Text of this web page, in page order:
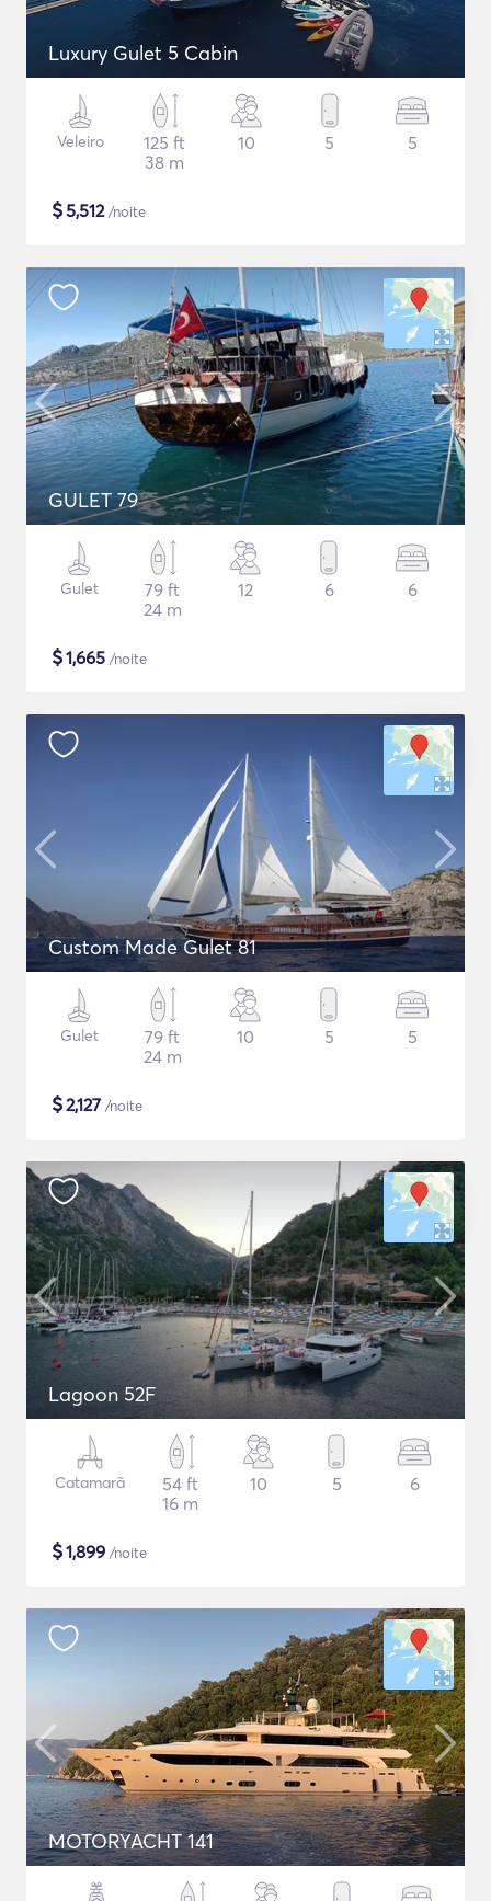
Luxury Gulet 5 Cabin
Veleiro
125 ft
38 m
10 5 5
$5,512/noite
GULET 79
Gulet
79 ft
24 m
12 6 6
$1,665 /noite
Custom Made Gulet 81
Gulet
79 ft
24 m
10 5 5
$2,127 /noite
Lagoon 52F
Catamarã
54 ft
16 m
10 5 6
$1,899 /noite
MOTORYACHT 141